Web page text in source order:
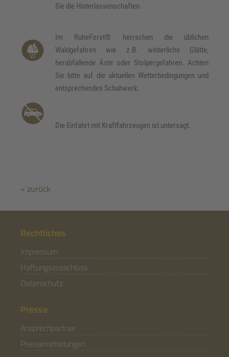
Sie die Hinterlassenschaften.
Im RuheForst® herrschen die üblichen
Waldgefahren wie z.B. winterliche Glätte,
herabfallende Äste oder Stolpergefahren. Achten
Sie bitte auf die aktuellen Wetterbedingungen und
entsprechendes Schuhwerk.
Die Einfahrt mit Kraftfahrzeugen ist untersagt.
« zurück
Rechtliches
Impressum
Haftungsausschluss
Datenschutz
Presse
Ansprechpartner
Pressemitteilungen